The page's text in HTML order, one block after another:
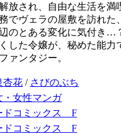
放され、自由な生活を満
でヴェラの屋敷を訪れた
のとある変化に気付き…
した令嬢が、秘めた能力
ァンタジー。
杏花 / さびのぶち
・女性マンガ
ドコミックス F
ドコミックス F